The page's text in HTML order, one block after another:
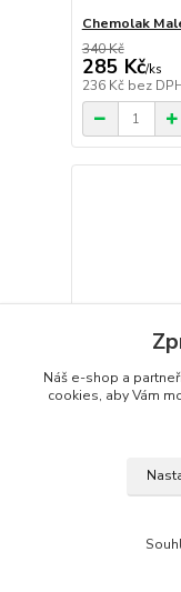
Chemolak
340 Kč
285 Kč/ks
236 Kč bez
/ks
Náš e-shop a
cookies, aby Vám